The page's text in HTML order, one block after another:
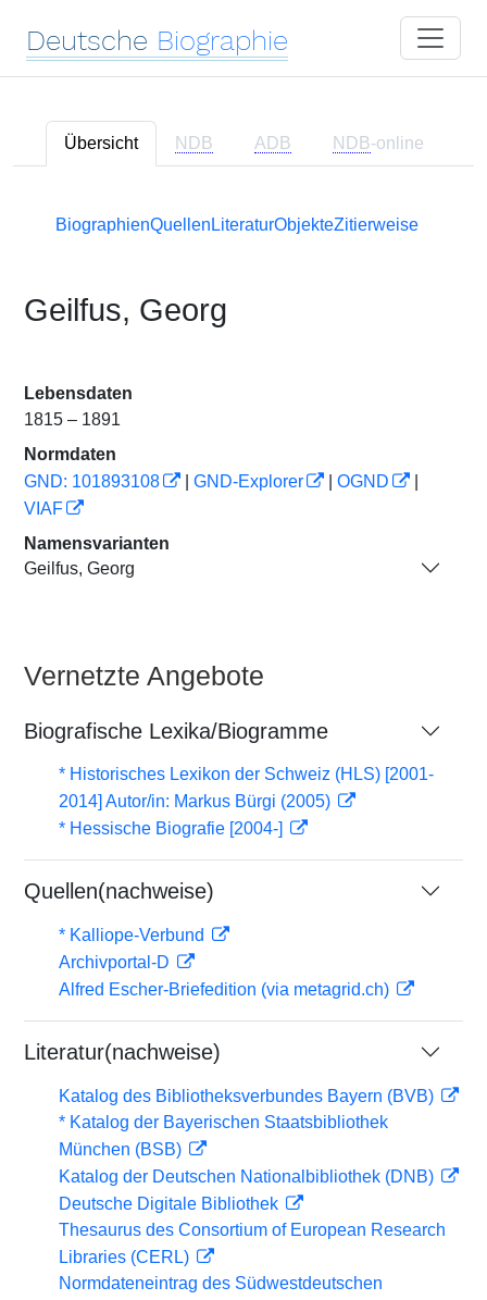
Deutsche Biographie
Übersicht NDB ADB NDB-online
BiographienQuellen LiteraturObjekteZitierweise
Geilfus, Georg
Lebensdaten
1815 – 1891
Normdaten
GND: 101893108
GND-Explorer OGND
VIAF
Namensvarianten
Geilfus, Georg
Vernetzte Angebote
Biografische Lexika/Biogramme
* Historisches Lexikon der Schweiz (HLS) [2001-
2014] Autor/in: Markus Bürgi (2005)
* Hessische Biografie [2004-]
Quellen(nachweise)
* Kalliope-Verbund
Archivportal-D
Alfred Escher-Briefedition (via metagrid.ch)
Literatur(nachweise)
Katalog des Bibliotheksverbundes Bayern (BVB)
* Katalog der Bayerischen Staatsbibliothek
München (BSB)
Katalog der Deutschen Nationalbibliothek (DNB)
Deutsche Digitale Bibliothek
Thesaurus des Consortium of European Research
Libraries (CERL)
Normdateneintrag des Südwestdeutschen